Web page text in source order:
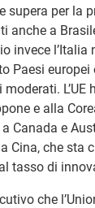
supera per la
anche a
invece l’Italia
Paesi europei
L’UE
e alla
Canada e
Cina, che sta
tasso di
che